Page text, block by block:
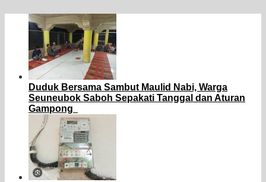
Duduk Bersama Sambut Maulid Nabi, Warga
Seuneubok Saboh Sepakati Tanggal dan Aturan
Gampong